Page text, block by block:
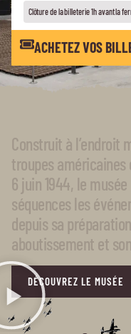
Clôture de la billeterie 1h avant la
ACHETEZ VOS
Construit à l’endroit
troupes américaines
6 juin 1944, le
séquences les
depuis sa
aboutissement et
DÉCOUVREZ LE MUSÉE